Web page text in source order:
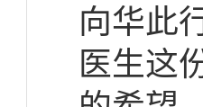
向华此
医生这